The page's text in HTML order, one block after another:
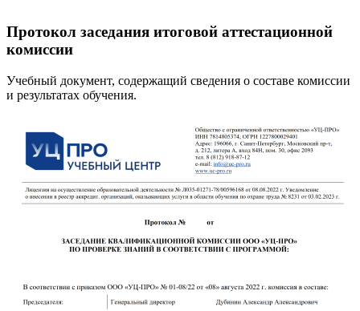
Протокол заседания итоговой аттестационной
комиссии
Учебный документ, содержащий сведения о составе комиссии
и результатах обучения.